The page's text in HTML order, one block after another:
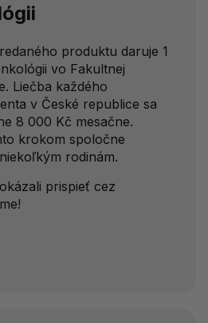
produktu daruje 1
vo Fakultnej
Liečba každého
v České republice sa
8 000 Kč mesačne.
krokom spoločne
rodinám.
prispieť cez